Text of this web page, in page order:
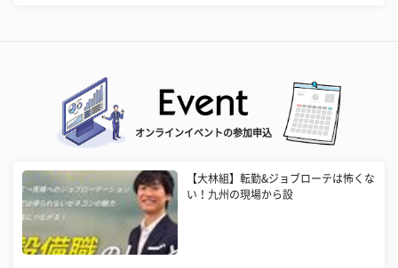
オンラインイベントの参加申込
【大林組】転勤&ジョブローテは怖くな
い！九州の現場から設